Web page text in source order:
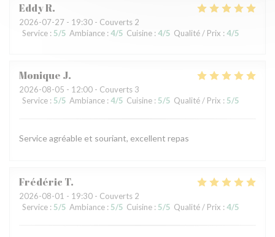
EddyR
2026-07-27 - 19:30 - Couverts 2
Service : 5/5 Ambiance : 4/5 Cuisine : 4/5 Qualité / Prix : 4/5
Monique J
2026-08-05 - 12:00 - Couverts 3
Service : 5/5 Ambiance : 4/5 Cuisine : 5/5 Qualité / Prix : 5/5
Service agréable et souriant, excellent repas
Frédéric T
2026-08-01 - 19:30 - Couverts 2
Service : 5/5 Ambiance : 5/5 Cuisine : 5/5 Qualité / Prix : 4/5